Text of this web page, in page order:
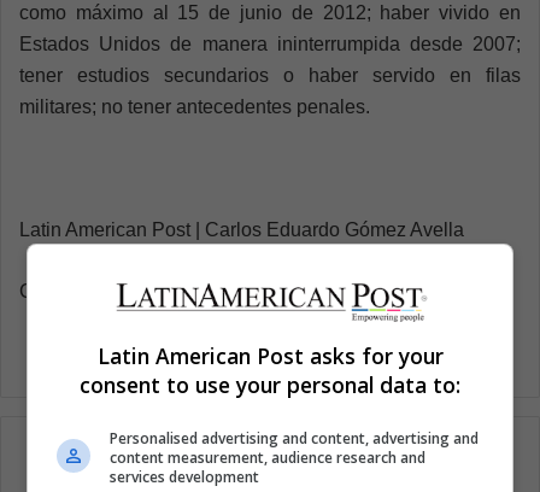
como máximo al 15 de junio de 2012; haber vivido en
Estados Unidos de manera ininterrumpida desde 2007;
tener estudios secundarios o haber servido en filas
militares; no tener antecedentes penales.
Latin American Post | Carlos Eduardo Gómez Avella
Copy edited by Susana Cicchetto
Latin American Post asks for your
consent to use your personal data to:
Personalised advertising and content, advertising and
content measurement, audience research and
services development